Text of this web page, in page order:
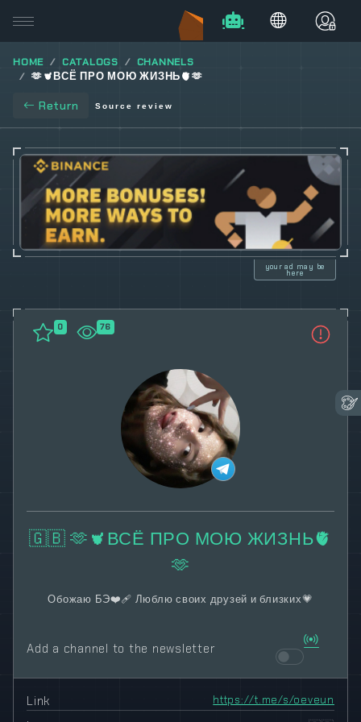
HOME CATALOGS
CHANNELS
🫶🫀ВСЁ ПРО МОЮ ЖИЗНЬ🫀🫶
Return Source review
0 76
🇬🇧 🫶🫀ВСЁ ПРО МОЮ ЖИЗНЬ🫀
🫶
Обожаю БЭ❤️‍🩹 Люблю своих друзей и близких💗
Add a channel to the newsletter
Link https://t.me/s/oeveun
your ad may be
here